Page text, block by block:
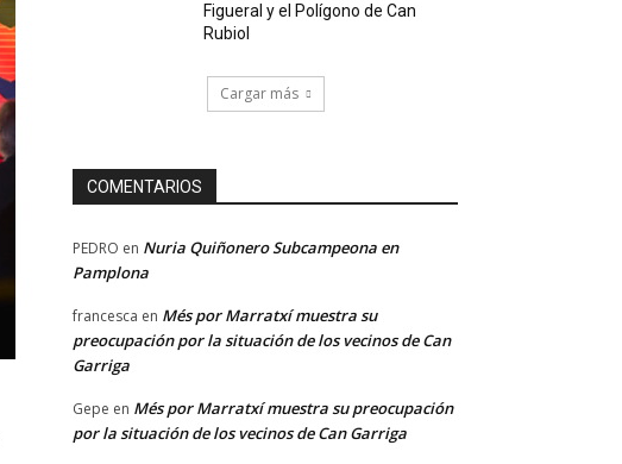
Figueral y el Polígono de Can
Rubiol
Cargar más
COMENTARIOS
PEDRO en Nuria Quiñonero Subcampeona en
Pamplona
francesca en Més por Marratxí muestra su
preocupación por la situación de los vecinos de Can
Garriga
Gepe en Més por Marratxí muestra su preocupación
por la situación de los vecinos de Can Garriga